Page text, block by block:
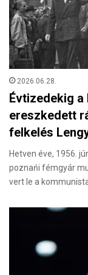
2026.06.28.
Évtizedekig
ereszkedett
felkelés
Hetven éve, 1956.
poznańi fémgyár
vert le a